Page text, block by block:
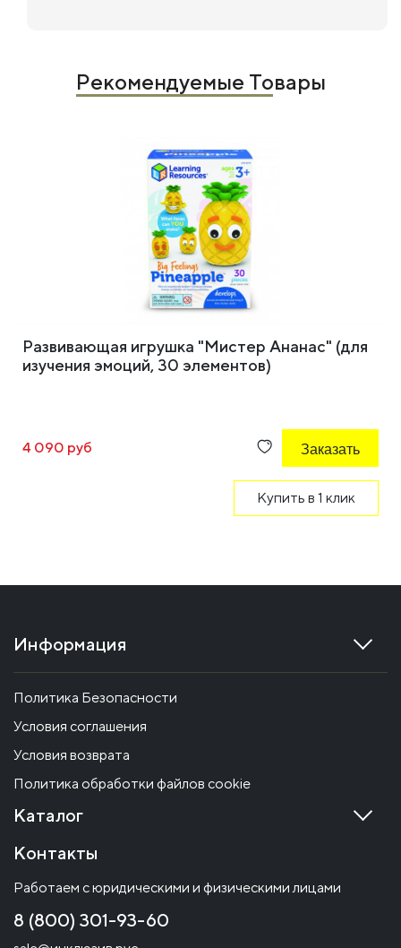
Рекомендуемые Товары
Развивающая игрушка "Мистер Ананас" (для
изучения эмоций, 30 элементов)
4 090 руб Заказать
Купить в 1 клик
Информация
Политика Безопасности
Условия соглашения
Условия возврата
Политика обработки файлов cookie
Каталог
Контакты
Работаем с юридическими и физическими лицами
8 (800) 301-93-60